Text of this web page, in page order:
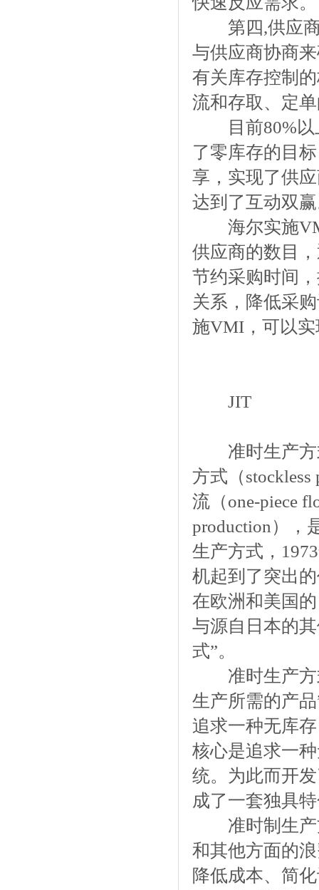
第四,供应商
与供应商协商
有关库存控制
流和存取、定
目前80%以
了零库存的目
享，实现了供
达到了互动双
海尔实施VMI
供应商的数目
节约采购时间
关系，降低采
施VMI，可以实
JIT
准时生产方式
方式（
流（one-piece
production），
生产方式，
机起到了突出
在欧洲和美国
与源自日本的
式”。
准时生产方
生产所需的产
追求一种无库
核心是追求一
统。为此而开
成了一套独
准时制生产
和其他方面的
降低成本、简